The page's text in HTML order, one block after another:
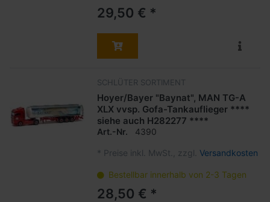
29,50 € *
SCHLÜTER SORTIMENT
Hoyer/Bayer "Baynat", MAN TG-A
XLX vvsp. Gofa-Tankauflieger ****
siehe auch H282277 ****
Art.-Nr. 4390
* Preise inkl. MwSt., zzgl. Versandkosten
Bestellbar innerhalb von 2-3 Tagen
28,50 € *